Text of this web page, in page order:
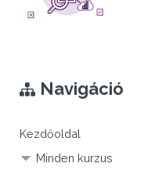
Navigáció
Kezdőoldal
Minden kurzus